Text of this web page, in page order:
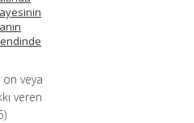
on veya
veren